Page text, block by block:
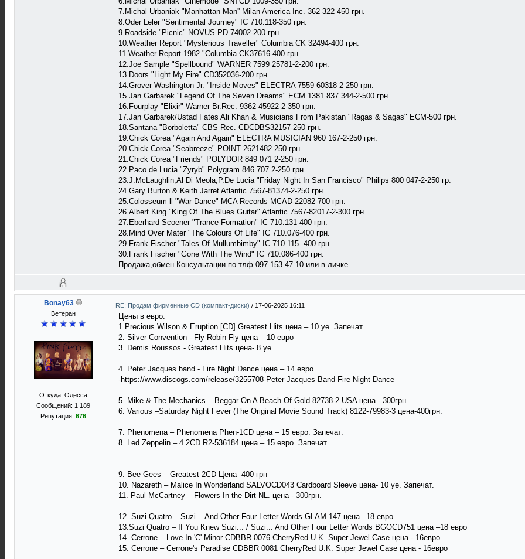
7.Michal Urbaniak "Manhattan Man'' Milan America Inc. 362 322-450 грн.
8.Oder Leler "Sentimental Journey" IC 710.118-350 грн.
9.Roadside "Picnic" NOVUS PD 74002-200 грн.
10.Weather Report "Mysterious Traveller" Columbia CK 32494-400 грн.
11.Weather Report-1982 "Columbia CK37616-400 грн.
12.Joe Sample "Spellbound" WARNER 7599 25781-2-200 грн.
13.Doors "Light My Fire" CD352036-200 грн.
14.Grover Washington Jr. "Inside Moves" ELECTRA 7559 60318 2-250 грн.
15.Jan Garbarek "Legend Of The Seven Dreams" ECM 1381 837 344-2-500 грн.
16.Fourplay "Elixir" Warner Br.Rec. 9362-45922-2-350 грн.
17.Jan Garbarek/Ustad Fates Ali Khan & Musicians From Pakistan "Ragas & Sagas" ECM-500 грн.
18.Santana "Borboletta" CBS Rec. CDCDBS32157-250 грн.
19.Chick Corea "Again And Again" ELECTRA MUSICIAN 960 167-2-250 грн.
20.Chick Corea "Seabreeze" POINT 2621482-250 грн.
21.Chick Corea "Friends" POLYDOR 849 071 2-250 грн.
22.Paco de Lucia "Zyryb" Polygram 846 707 2-250 грн.
23.J.McLaughlin,Al Di Meola,P.De Lucia "Friday Night In San Francisco" Philips 800 047-2-250 гр.
24.Gary Burton & Keith Jarret Atlantic 7567-81374-2-250 грн.
25.Colosseum ll "War Dance" MCA Records MCAD-22082-700 грн.
26.Albert King "King Of The Blues Guitar" Atlantic 7567-82017-2-300 грн.
27.Eberhard Scoener "Trance-Formation" IC 710.131-400 грн.
28.Mind Over Mater "The Colours Of Life" IC 710.076-400 грн.
29.Frank Fischer "Tales Of Mullumbimby" IC 710.115 -400 грн.
30.Frank Fischer "Gone With The Wind" IC 710.086-400 грн.
Продажа,обмен.Консультации по тлф.097 153 47 10 или в личке.
Bonay63
Ветеран
Откуда: Одесса
Сообщений: 1 189
Репутация: 676
RE: Продам фирменные CD (компакт-диски) / 17-06-2025 16:11
Цены в евро.
1.Precious Wilson & Eruption [CD] Greatest Hits цена – 10 уе. Запечат.
2. Silver Convention - Fly Robin Fly цена – 10 евро
3. Demis Roussos - Greatest Hits цена- 8 уе.
4. Peter Jacques band - Fire Night Dance цена – 14 евро.
-https://www.discogs.com/release/3255708-Peter-Jacques-Band-Fire-Night-Dance
5. Mike & The Mechanics – Beggar On A Beach Of Gold 82738-2 USA цена - 300грн.
6. Various –Saturday Night Fever (The Original Movie Sound Track) 8122-79983-3 цена-400грн.
7. Phenomena – Phenomena Phen-1CD цена – 15 евро. Запечат.
8. Led Zeppelin – 4 2CD R2-536184 цена – 15 евро. Запечат.
9. Bee Gees – Greatest 2CD Цена -400 грн
10. Nazareth – Malice In Wonderland SALVOCD043 Cardboard Sleeve цена- 10 уе. Запечат.
11. Paul McCartney – Flowers In the Dirt NL. цена - 300грн.
12. Suzi Quatro – Suzi... And Other Four Letter Words GLAM 147 цена –18 евро
13.Suzi Quatro – If You Knew Suzi... / Suzi... And Other Four Letter Words BGOCD751 цена –18 евро
14. Cerrone – Love In 'C' Minor CDBBR 0076 CherryRed U.K. Super Jewel Case цена - 16евро
15. Cerrone – Cerrone's Paradise CDBBR 0081 CherryRed U.K. Super Jewel Case цена - 16евро